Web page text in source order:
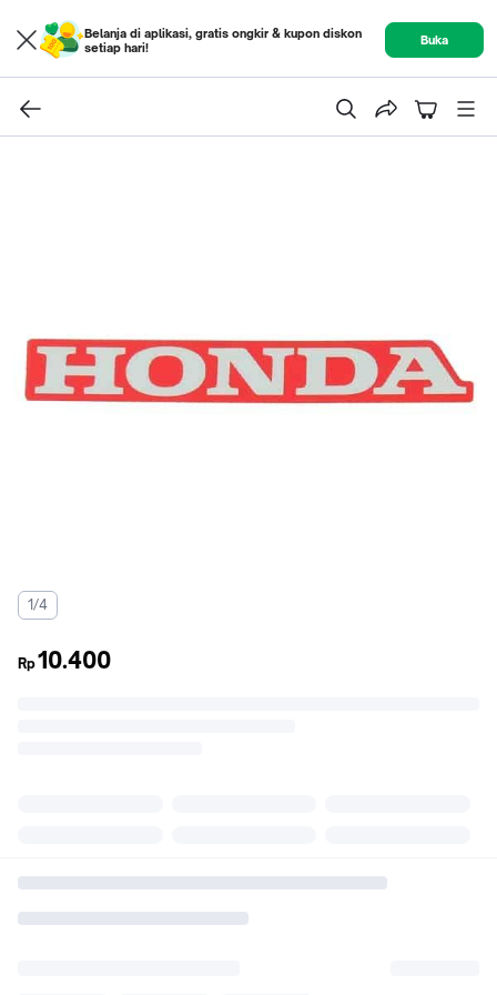
Belanja di aplikasi, gratis ongkir & kupon diskon
setiap hari!
Buka
1/4
Rp10.400